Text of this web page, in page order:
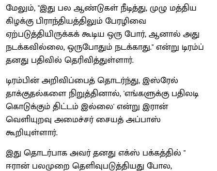
மேலும், "இது பல ஆண்டுகள் நீடித்து, முழு மத்திய
கிழக்கு பிராந்தியத்திலும் பேரழிவை
ஏற்படுத்தியிருக்கக் கூடிய ஒரு போர், ஆனால் அது
நடக்கவில்லை, ஒருபோதும் நடக்காது." என்று டிரம்ப்
தனது பதிவில் தெரிவித்துள்ளார்.
டிரம்பின் அறிவிப்பைத் தொடர்ந்து, இஸ்ரேல்
தாக்குதல்களை நிறுத்தினால், 'எங்களுக்கு பதிலடி
கொடுக்கும் திட்டம் இல்லை' என்று இரான்
வெளியுறவு அமைச்சர் சையத் அப்பாஸ்
கூறியுள்ளார்.
இது தொடர்பாக அவர் தனது எக்ஸ் பக்கத்தில் "
ஈரான் பலமுறை தெளிவுபடுத்தியது போல,